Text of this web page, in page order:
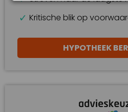
Kritische blik op
HYPOTHEEK